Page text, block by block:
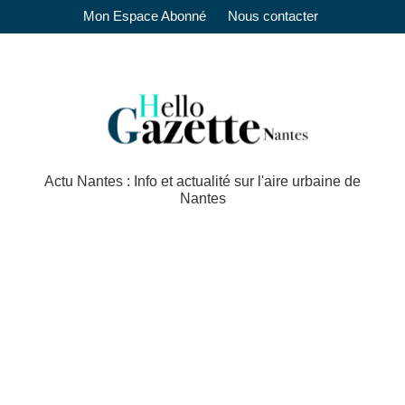
Mon Espace Abonné Nous contacter
Actu Nantes : Info et actualité sur l'aire urbaine de
Nantes